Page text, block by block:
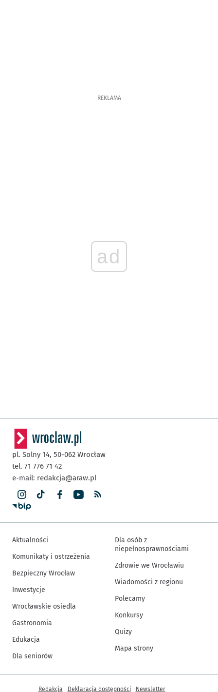
REKLAMA
ad
pl. Solny 14, 50-062 Wrocław
tel. 71 776 71 42
e-mail: redakcja@araw.pl
Aktualności
Komunikaty i ostrzeżenia
Bezpieczny Wrocław
Inwestycje
Wrocławskie osiedla
Gastronomia
Edukacja
Dla seniorów
Dla osób z
niepełnosprawnościami
Zdrowie we Wrocławiu
Wiadomości z regionu
Polecamy
Konkursy
Quizy
Mapa strony
Inne informacje
Redakcja Deklaracja dostępności Newsletter